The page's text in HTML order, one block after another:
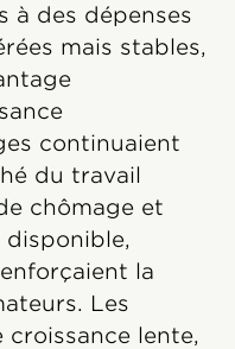
à des dépenses
mais stables,
continuaient
du travail
chômage et
disponible,
la
Les
lente,